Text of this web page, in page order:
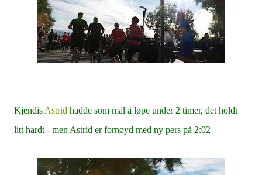
Kjendis Astrid hadde som mål å løpe under 2 timer, det holdt
litt hardt - men Astrid er fornøyd med ny pers på 2:02